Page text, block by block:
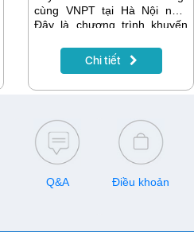
cùng VNPT tại Hà Nội nào!
Đây là chương trình khuyến
chức tại Hà Nội với phần quà
giá trị là 10 chiếc smartTV
Chi tiết
Q&A Điều khoản